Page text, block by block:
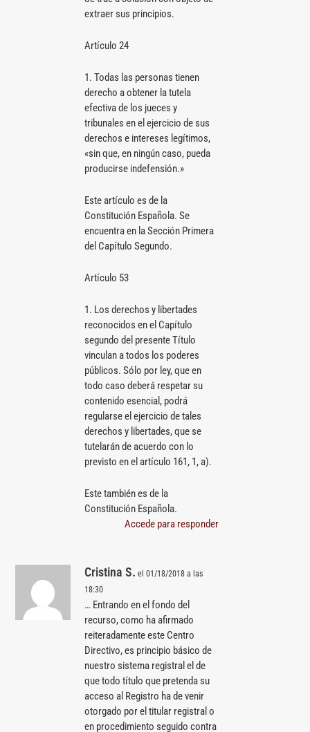
extraer sus principios.
Artículo 24
1. Todas las personas tienen
derecho a obtener la tutela
efectiva de los jueces y
tribunales en el ejercicio de sus
derechos e intereses legítimos,
«sin que, en ningún caso, pueda
producirse indefensión.»
Este artículo es de la
Constitución Española. Se
encuentra en la Sección Primera
del Capítulo Segundo.
Artículo 53
1. Los derechos y libertades
reconocidos en el Capítulo
segundo del presente Título
vinculan a todos los poderes
públicos. Sólo por ley, que en
todo caso deberá respetar su
contenido esencial, podrá
regularse el ejercicio de tales
derechos y libertades, que se
tutelarán de acuerdo con lo
previsto en el artículo 161, 1, a).
Este también es de la
Constitución Española.
Accede para responder
Cristina S. el 01/18/2018 a las
18:30
… Entrando en el fondo del
recurso, como ha afirmado
reiteradamente este Centro
Directivo, es principio básico de
nuestro sistema registral el de
que todo título que pretenda su
acceso al Registro ha de venir
otorgado por el titular registral o
en procedimiento seguido contra